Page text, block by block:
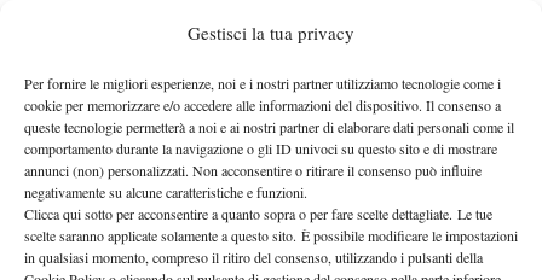
Gestisci la tua privacy
Per fornire le migliori esperienze, noi e i nostri partner utilizziamo tecnologie come i
cookie per memorizzare e/o accedere alle informazioni del dispositivo. Il consenso a
queste tecnologie permetterà a noi e ai nostri partner di elaborare dati personali come il
comportamento durante la navigazione o gli ID univoci su questo sito e di mostrare
annunci (non) personalizzati. Non acconsentire o ritirare il consenso può influire
negativamente su alcune caratteristiche e funzioni.
Clicca qui sotto per acconsentire a quanto sopra o per fare scelte dettagliate. Le tue
scelte saranno applicate solamente a questo sito. È possibile modificare le impostazioni
in qualsiasi momento, compreso il ritiro del consenso, utilizzando i pulsanti della
Nella sessione serale di mercoledì è arrivata anche la vittoria
netta di Nuria Brancaccio . La campana classe 2000 ha superato
in 69 minuti la veronese Zantedeschi per 6-1 6-2, confermando i
progressi delle ultime stagioni. Seguita in tribuna da Roberta
Vinci, Brancaccio troverà ai quarti la vincente del confronto tra
Sinja KrauseLola Radivojevic.
A completare il quadro di giornata il successo della slovena
Tamara Zidansek, ex semifinalista al Roland Garros 2021, che